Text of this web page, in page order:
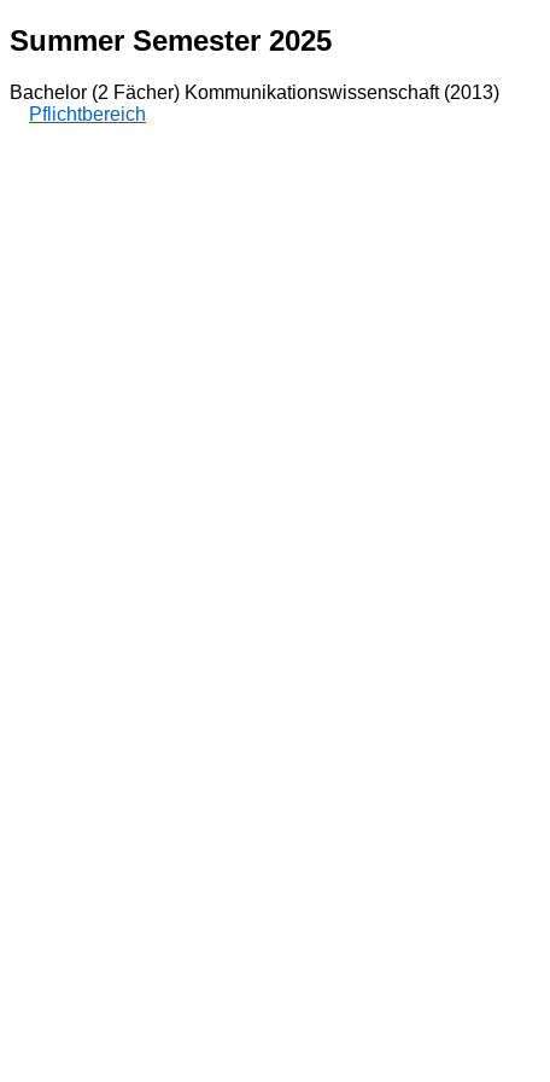
Summer Semester 2025
Bachelor (2 Fächer) Kommunikationswissenschaft (2013)
Pflichtbereich